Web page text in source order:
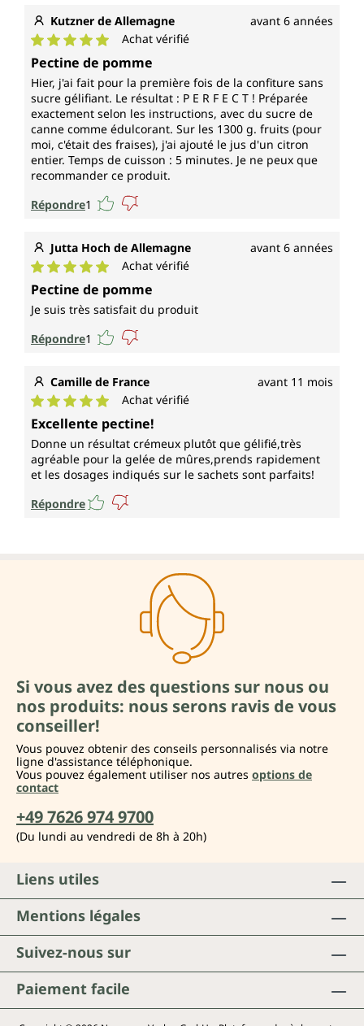
Kutzner de Allemagne avant 6 années
Note moyenne de 5 sur 5 étoiles
Achat vérifié
Pectine de pomme
Hier, j'ai fait pour la première fois de la confiture sans
sucre gélifiant. Le résultat : P E R F E C T ! Préparée
exactement selon les instructions, avec du sucre de
canne comme édulcorant. Sur les 1300 g. fruits (pour
moi, c'était des fraises), j'ai ajouté le jus d'un citron
entier. Temps de cuisson : 5 minutes. Je ne peux que
recommander ce produit.
Répondre1
Jutta Hoch de Allemagne avant 6 années
Note moyenne de 5 sur 5 étoiles
Achat vérifié
Pectine de pomme
Je suis très satisfait du produit
Répondre1
Camille de France avant 11 mois
Note moyenne de 5 sur 5 étoiles
Achat vérifié
Excellente pectine!
Donne un résultat crémeux plutôt que gélifié,très
agréable pour la gelée de mûres,prends rapidement
et les dosages indiqués sur le sachets sont parfaits!
Répondre
Si vous avez des questions sur nous ou
nos produits: nous serons ravis de vous
conseiller!
Vous pouvez obtenir des conseils personnalisés via notre
ligne d'assistance téléphonique.
Vous pouvez également utiliser nos autres options de
contact
+49 7626 974 9700
(Du lundi au vendredi de 8h à 20h)
Suivez-nous sur
Paiement facile
Liens utiles
Mentions légales